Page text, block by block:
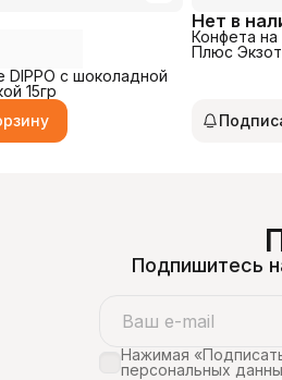
DIPPO с шоколадной
15гр
Нет в
Конфета
Плюс
Подпишитесь
Нажимая
персональных